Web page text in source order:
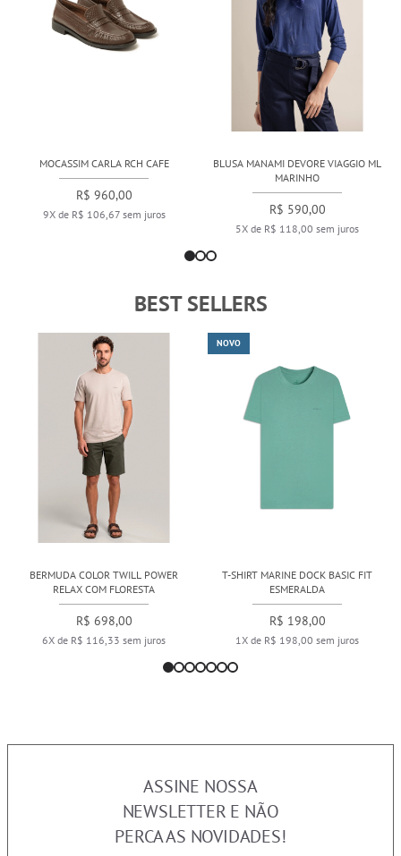
MOCASSIM CARLA RCH CAFE
R$ 960,00
9X de R$ 106,67 sem juros
BLUSA MANAMI DEVORE VIAGGIO ML
MARINHO
R$ 590,00
5X de R$ 118,00 sem juros
BEST SELLERS
BERMUDA COLOR TWILL POWER
RELAX COM FLORESTA
R$ 698,00
6X de R$ 116,33 sem juros
T-SHIRT MARINE DOCK BASIC FIT
ESMERALDA
R$ 198,00
1X de R$ 198,00 sem juros
NOVO
ASSINE NOSSA
NEWSLETTER E NÃO
PERCA AS NOVIDADES!